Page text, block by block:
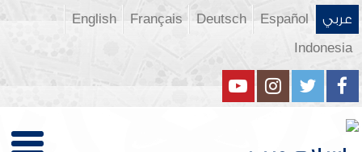
عربي Español
Deutsch
Français
English
Indonesia